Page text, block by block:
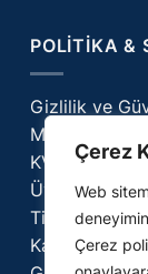
Çerez
Web
Çerez
POLITIKA &
Gizlilik ve
Mesafeli
KVKK
Üyelik
Ticari İletişim
Kargo &